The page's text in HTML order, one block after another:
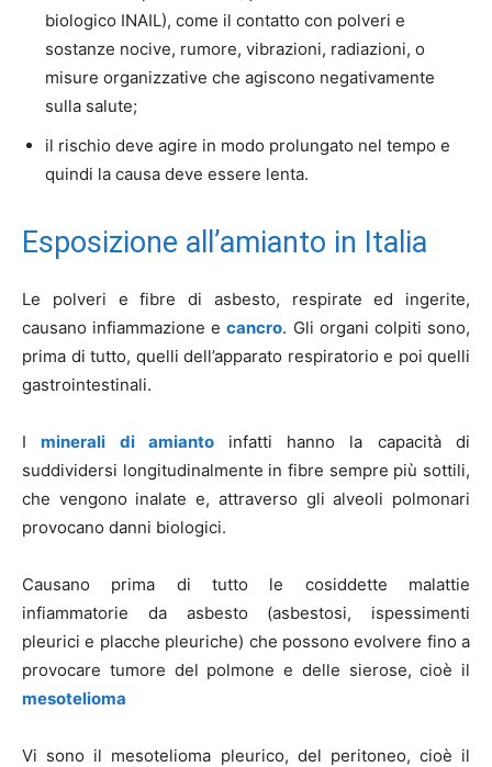
biologico INAIL), come il contatto con polveri e
sostanze nocive, rumore, vibrazioni, radiazioni, o
misure organizzative che agiscono negativamente
sulla salute;
il rischio deve agire in modo prolungato nel tempo e
quindi la causa deve essere lenta.
Esposizione all’amianto in Italia
Le polveri e fibre di asbesto, respirate ed ingerite,
causano infiammazione ecancro. Gli organi colpiti sono,
prima di tutto, quelli dell’apparato respiratorio e poi quelli
gastrointestinali.
Iminerali di amianto
infatti hanno la capacità di
suddividersi longitudinalmente in fibre sempre più sottili,
che vengono inalate e, attraverso gli alveoli polmonari
provocano danni biologici.
Causano prima di tutto le cosiddette malattie
infiammatorie da asbesto (asbestosi, ispessimenti
pleurici e placche pleuriche) che possono evolvere fino a
provocare tumore del polmone e delle sierose, cioè il
mesotelioma
Vi sono il mesotelioma pleurico, del peritoneo, cioè il